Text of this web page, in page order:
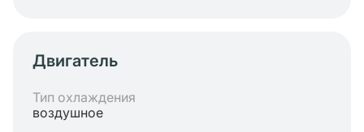
Двигатель
Тип охлаждения
воздушное